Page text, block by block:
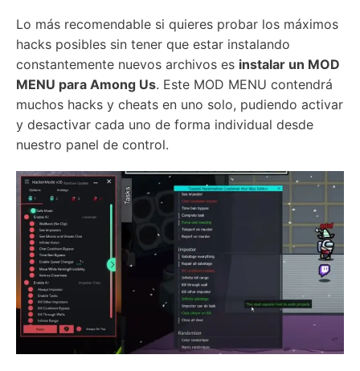
Lo más recomendable si quieres probar los máximos
hacks posibles sin tener que estar instalando
constantemente nuevos archivos es instalar un MOD
MENU para Among Us. Este MOD MENU contendrá
muchos hacks y cheats en uno solo, pudiendo activar
y desactivar cada uno de forma individual desde
nuestro panel de control.